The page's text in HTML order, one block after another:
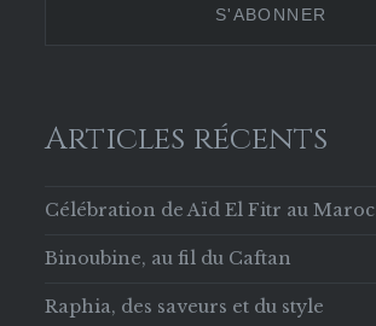
Articles récents
Célébration de Aïd El Fitr au Maroc
Binoubine, au fil du Caftan
Raphia, des saveurs et du style